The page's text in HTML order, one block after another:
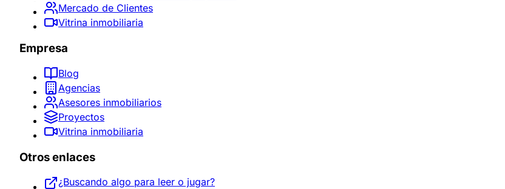
Mercado de Clientes
Vitrina inmobiliaria
Empresa
Blog
Agencias
Asesores inmobiliarios
Proyectos
Vitrina inmobiliaria
Otros enlaces
¿Buscando algo para leer o jugar?